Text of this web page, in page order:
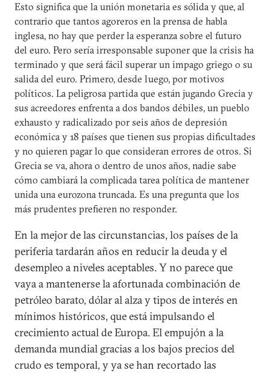
Esto significa que la unión monetaria es sólida y que, al
contrario que tantos agoreros en la prensa de habla
inglesa, no hay que perder la esperanza sobre el futuro
del euro. Pero sería irresponsable suponer que la crisis ha
terminado y que será fácil superar un impago griego o su
salida del euro. Primero, desde luego, por motivos
políticos. La peligrosa partida que están jugando Grecia y
sus acreedores enfrenta a dos bandos débiles, un pueblo
exhausto y radicalizado por seis años de depresión
económica y 18 países que tienen sus propias dificultades
y no quieren pagar lo que consideran errores de otros. Si
Grecia se va, ahora o dentro de unos años, nadie sabe
cómo cambiará la complicada tarea política de mantener
unida una eurozona truncada. Es una pregunta que los
más prudentes prefieren no responder.
En la mejor de las circunstancias, los países de la
periferia tardarán años en reducir la deuda y el
desempleo a niveles aceptables. Y no parece que
vaya a mantenerse la afortunada combinación de
petróleo barato, dólar al alza y tipos de interés en
mínimos históricos, que está impulsando el
crecimiento actual de Europa. El empujón a la
demanda mundial gracias a los bajos precios del
crudo es temporal, y ya se han recortado las